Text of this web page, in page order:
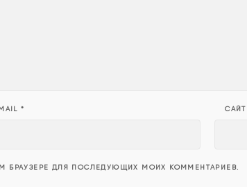
* САЙТ
БРАУЗЕРЕ ДЛЯ ПОСЛЕДУЮЩИХ МОИХ КОММЕНТАРИЕВ.